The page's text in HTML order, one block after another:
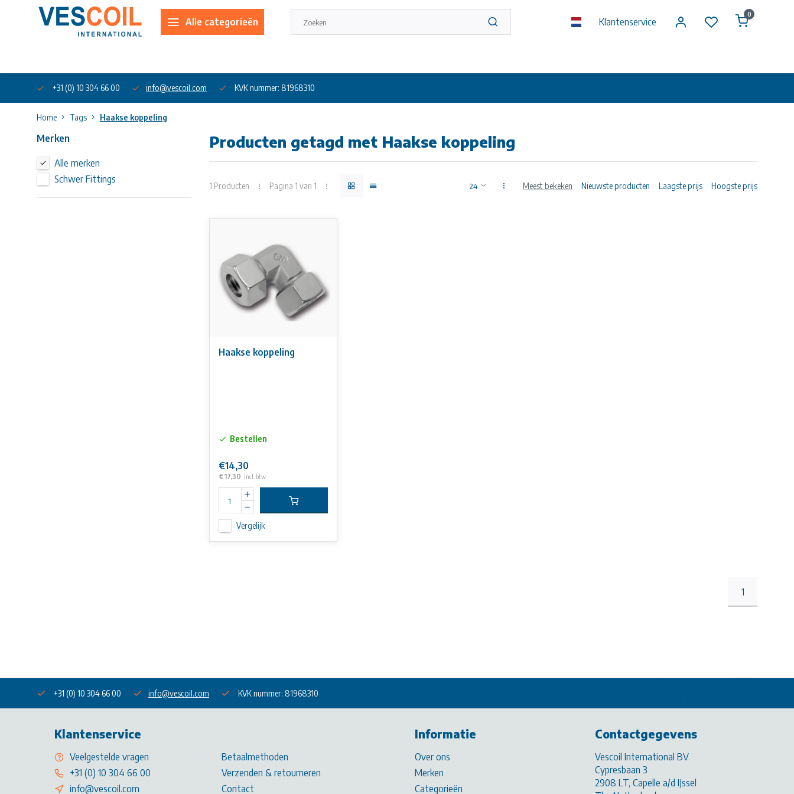
Alle categorieën Klantenservice
0
+31 (0) 10 304 66 00 info@vescoil.com KVK nummer: 81968310
Home Tags Haakse koppeling
Merken
Alle merken
Schwer Fittings
Producten getagd met Haakse koppeling
1 Producten Pagina 1 van 1 Meest bekeken Nieuwste producten Laagste prijs Hoogste prijs
Haakse koppeling
Bestellen
€14,30
€17,30 Incl. btw
Vergelijk
1
+31 (0) 10 304 66 00 info@vescoil.com KVK nummer: 81968310
Klantenservice
Veelgestelde vragen
+31 (0) 10 304 66 00
info@vescoil.com
Betaalmethoden
Verzenden & retourneren
Contact
Informatie
Over ons
Merken
Categorieën
Contactgegevens
Vescoil International BV
Cypresbaan 3
2908 LT, Capelle a/d IJssel